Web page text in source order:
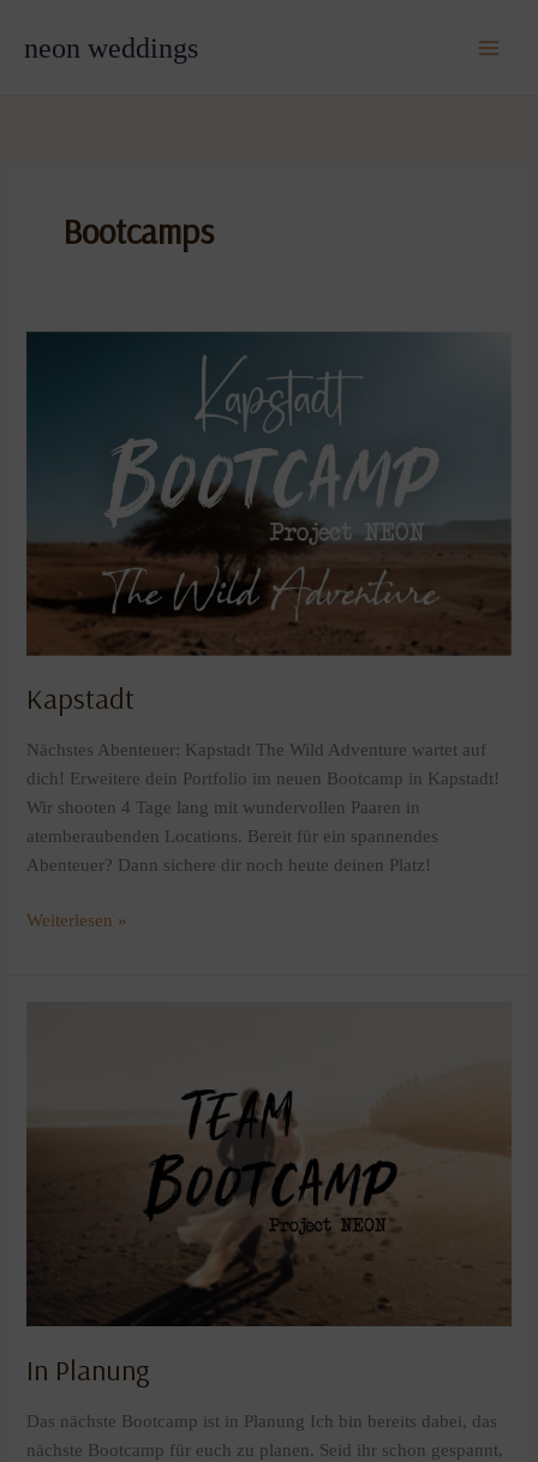
Inhaltneon weddings
Bootcamps
Kapstadt
Nächstes Abenteuer: Kapstadt The Wild Adventure wartet auf
dich! Erweitere dein Portfolio im neuen Bootcamp in Kapstadt!
Wir shooten 4 Tage lang mit wundervollen Paaren in
atemberaubenden Locations. Bereit für ein spannendes
Abenteuer? Dann sichere dir noch heute deinen Platz!
Weiterlesen »
In Planung
Das nächste Bootcamp ist in Planung Ich bin bereits dabei, das
nächste Bootcamp für euch zu planen. Seid ihr schon gespannt,